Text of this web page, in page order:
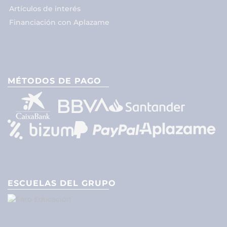
Artículos de interés
Financiación con Aplazame
MÉTODOS DE PAGO
ESCUELAS DEL GRUPO